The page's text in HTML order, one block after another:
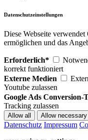
Datenschutzeinstellungen
Diese Webseite
ermöglichen und das
Erforderlich*
korrekt funktioniert
Externe Medien
Youtube zulassen
Google Ads Conversion-
Tracking zulassen
Datenschutz Impressum